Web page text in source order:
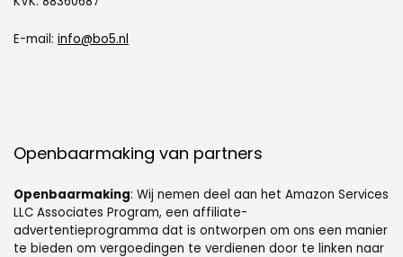
E-mail: info@bo5.nl
Openbaarmaking van partners
Openbaarmaking: Wij nemen deel aan het Amazon Services
LLC Associates Program, een affiliate-
advertentieprogramma dat is ontworpen om ons een manier
te bieden om vergoedingen te verdienen door te linken naar